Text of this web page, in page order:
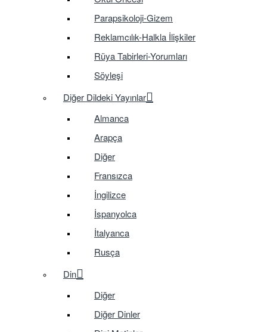
Parapsikoloji-Gizem
Reklamcılık-Halkla İlişkiler
Rüya Tabirleri-Yorumları
Söyleşi
Diğer Dildeki Yayınlar
Almanca
Arapça
Diğer
Fransızca
İngilizce
İspanyolca
İtalyanca
Rusça
Din
Diğer
Diğer Dinler